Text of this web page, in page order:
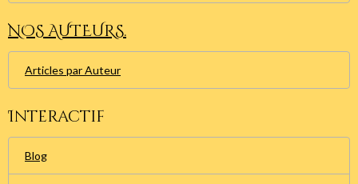
NOS AUTEURS.
Articles par Auteur
Interactif
Blog